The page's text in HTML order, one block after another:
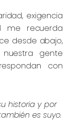
exigencia
me recuerda
desde abajo,
gente
con
historia y por
es suyo.